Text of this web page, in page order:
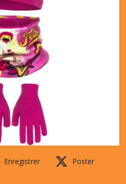
Enregistrer Poster